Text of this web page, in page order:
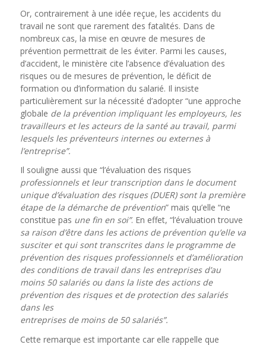
Or, contrairement à une idée reçue, les accidents du
travail ne sont que rarement des fatalités. Dans de
nombreux cas, la mise en œuvre de mesures de
prévention permettrait de les éviter. Parmi les causes,
d’accident, le ministère cite l’absence d’évaluation des
risques ou de mesures de prévention, le déficit de
formation ou d’information du salarié. Il insiste
particulièrement sur la nécessité d’adopter “une approche
globale de la prévention impliquant les employeurs, les
travailleurs et les acteurs de la santé au travail, parmi
lesquels les préventeurs internes ou externes à
l’entreprise”.
Il souligne aussi que “l’évaluation des risques
professionnels et leur transcription dans le document
unique d’évaluation des risques (DUER) sont la première
étape de la démarche de prévention” mais qu’elle “ne
constitue pas une fin en soi”. En effet, “l’évaluation trouve
sa raison d’être dans les actions de prévention qu’elle va
susciter et qui sont transcrites dans le programme de
prévention des risques professionnels et d’amélioration
des conditions de travail dans les entreprises d’au
moins 50 salariés ou dans la liste des actions de
prévention des risques et de protection des salariés
dans les
entreprises de moins de 50 salariés”.
Cette remarque est importante car elle rappelle que